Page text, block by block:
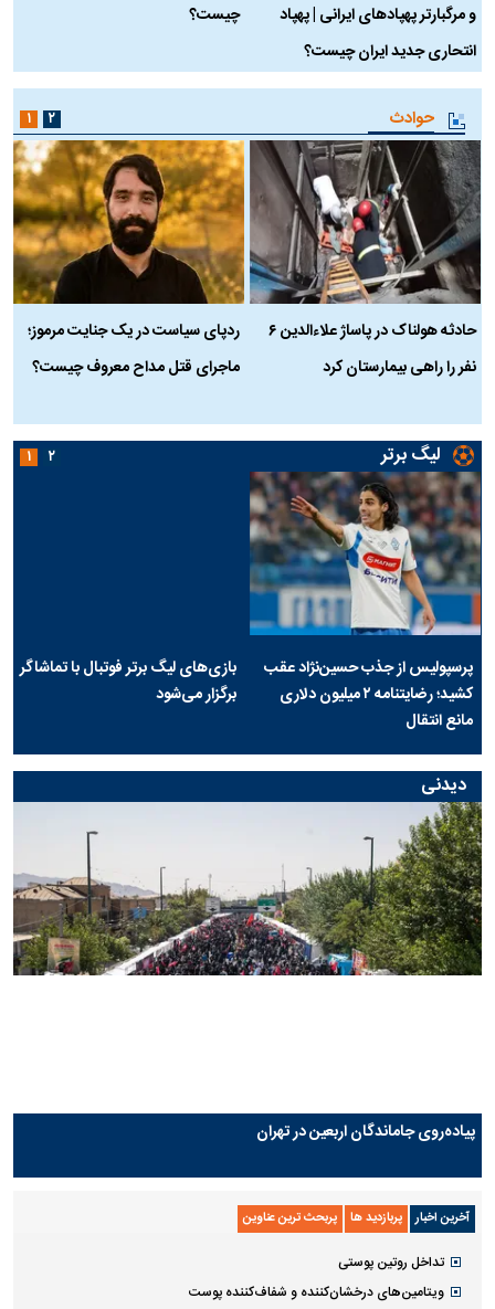
و مرگبارتر پهپادهای ایرانی | پهپاد
انتحاری جدید ایران چیست؟
چیست؟
حوادث
حادثه هولناک در پاساژ علاءالدین ۶
نفر را راهی بیمارستان کرد
ردپای سیاست در یک جنایت مرموز؛
ماجرای قتل مداح معروف چیست؟
۱ ۲
لیگ برتر
پرسپولیس از جذب حسین‌نژاد عقب
کشید؛ رضایتنامه ۲ میلیون دلاری
مانع انتقال
بازی‌های لیگ برتر فوتبال با تماشاگر
برگزار می‌شود
۱ ۲
دیدنی
پیاده‌روی جاماندگان اربعین در تهران
آخرین اخبار پربازدید ها پربحث ترین عناوین
تداخل روتین پوستی
ویتامین‌های درخشان‌کننده و شفاف‌کننده پوست